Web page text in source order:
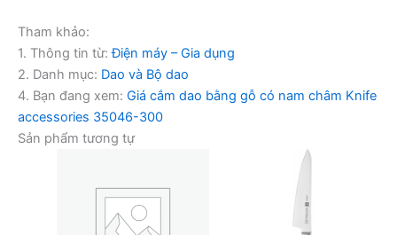
Tham khảo:
1. Thông tin từ:Điện máy – Gia dụng
2. Danh mục: Dao và Bộ dao
4. Bạn đang xem: Giá cắm dao bằng gỗ có nam châm Knife
accessories 35046-300
Sản phẩm tương tự